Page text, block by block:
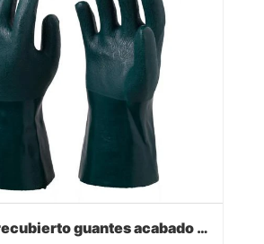
Verde PVC recubierto guantes acabado sandy